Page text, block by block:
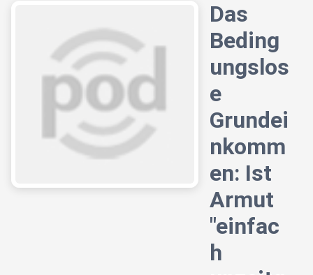
Das
Beding
ungslos
e
Grundei
nkomm
en: Ist
Armut
"einfac
h